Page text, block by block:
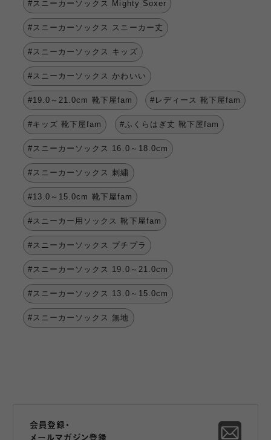
#スニーカーソックス Mighty Soxer
#スニーカーソックス スニーカー丈
#スニーカーソックス キッズ
#スニーカーソックス かわいい
#19.0～21.0cm 靴下屋fam #レディース 靴下屋fam
#キッズ 靴下屋fam #ふくらはぎ丈 靴下屋fam
#スニーカーソックス 16.0～18.0cm
#スニーカーソックス 刺繍
#13.0～15.0cm 靴下屋fam
#スニーカー用ソックス 靴下屋fam
#スニーカーソックス プチプラ
#スニーカーソックス 19.0～21.0cm
#スニーカーソックス 13.0～15.0cm
#スニーカーソックス 無地
会員登録・